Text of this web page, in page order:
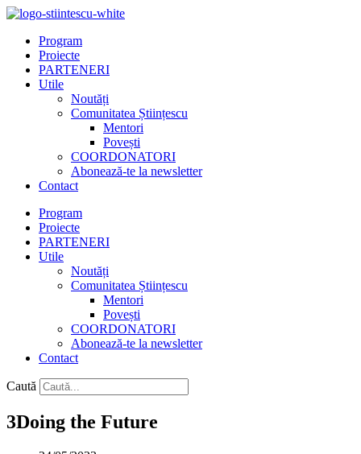
Program
Proiecte
PARTENERI
Utile
Noutăți
Comunitatea Științescu
Mentori
Povești
COORDONATORI
Abonează-te la newsletter
Contact
Program
Proiecte
PARTENERI
Utile
Noutăți
Comunitatea Științescu
Mentori
Povești
COORDONATORI
Abonează-te la newsletter
Contact
Caută
3Doing the Future